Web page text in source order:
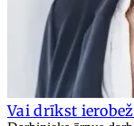
Vai drīkst